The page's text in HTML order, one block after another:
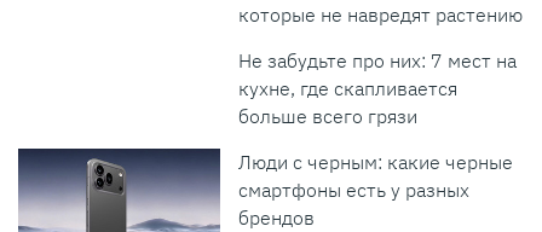
которые не навредят растению
Не забудьте про них: 7 мест на
кухне, где скапливается
больше всего грязи
Люди с черным: какие черные
смартфоны есть у разных
брендов